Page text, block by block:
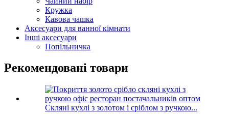
Кружка
Кавова чашка
Аксесуари для ванної кімнати
Інші аксесуари
Попільничка
Рекомендовані товари
Скляні кухлі з золотом і сріблом з ручкою...